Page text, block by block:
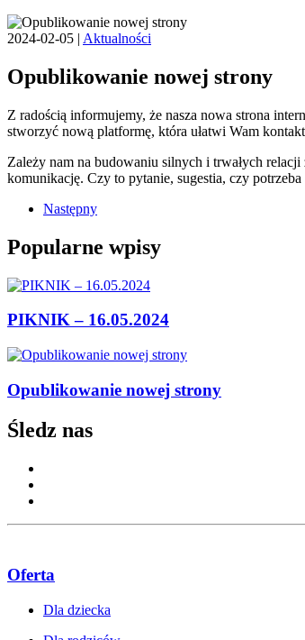
2024-02-05 | Aktualności
Opublikowanie nowej strony
Z radością informujemy, że nasza nowa strona
stworzyć nową platformę, która ułatwi Wam
Zależy nam na budowaniu silnych i trwałych
komunikację. Czy to pytanie, sugestia, czy
Następny
Popularne wpisy
PIKNIK – 16.05.2024
Opublikowanie nowej strony
Śledz nas
Oferta
Dla dziecka